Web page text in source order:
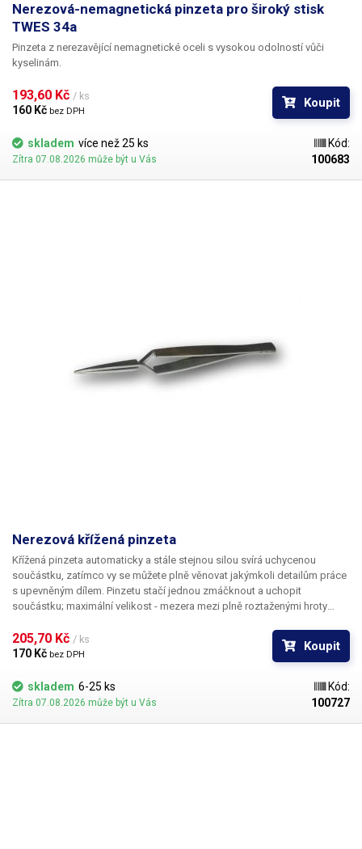
Nerezová-nemagnetická pinzeta pro široký stisk
TWES 34a
Pinzeta z nerezavějící nemagnetické oceli s vysokou odolností vůči
kyselinám.
193,60 Kč / ks
160 Kč bez DPH
Koupit
skladem více než 25 ks
Zítra 07.08.2026 může být u Vás
Kód:
100683
Nerezová křížená pinzeta
Křížená pinzeta automaticky a stále stejnou silou svírá uchycenou
součástku, zatímco vy se můžete plně věnovat jakýmkoli detailům práce
s upevněným dílem. Pinzetu stačí jednou zmáčknout a uchopit
součástku; maximální velikost - mezera mezi plně roztaženými hroty
205,70 Kč / ks
170 Kč bez DPH
Koupit
skladem 6-25 ks
Zítra 07.08.2026 může být u Vás
Kód:
100727